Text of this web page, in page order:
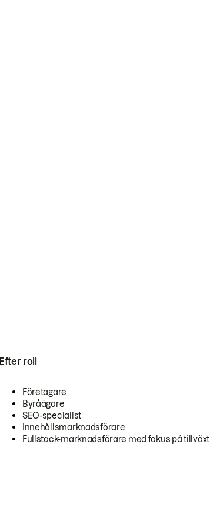
Efter roll
Företagare
Byråägare
SEO-specialist
Innehållsmarknadsförare
Fullstack-marknadsförare med fokus på tillväxt